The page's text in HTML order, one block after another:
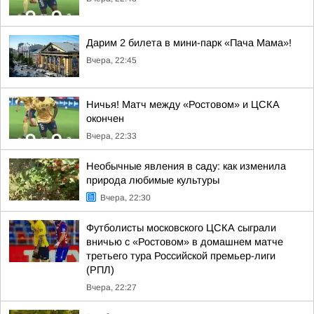
Дарим 2 билета в мини-парк «Пача Мама»!
Вчера, 22:45
Ничья! Матч между «Ростовом» и ЦСКА
окончен
Вчера, 22:33
Необычные явления в саду: как изменила
природа любимые культуры
Вчера, 22:30
Футболисты московского ЦСКА сыграли
вничью с «Ростовом» в домашнем матче
третьего тура Российской премьер-лиги
(РПЛ)
Вчера, 22:27